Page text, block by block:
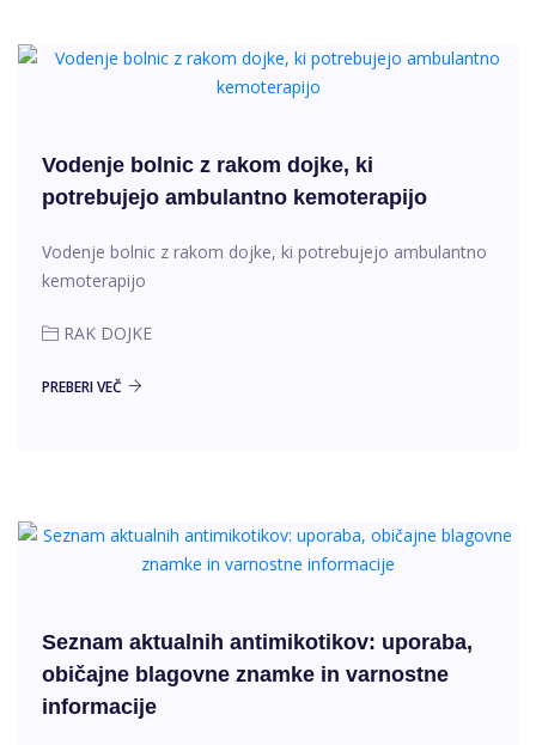
Vodenje bolnic z rakom dojke, ki
potrebujejo ambulantno kemoterapijo
Vodenje bolnic z rakom dojke, ki potrebujejo ambulantno
kemoterapijo
RAK DOJKE
PREBERI VEČ
Seznam aktualnih antimikotikov: uporaba,
običajne blagovne znamke in varnostne
informacije